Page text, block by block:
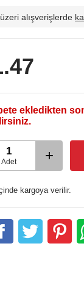
alışverişlerde
ekledikten
Adet +
kargoya verilir.